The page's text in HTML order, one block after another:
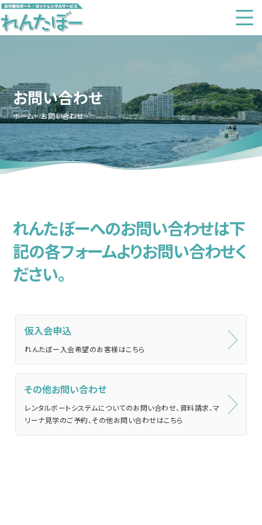
お問い合わせ
ホーム お問い合わせ
れんたぼーへのお問い合わせは下
記の各フォームよりお問い合わせく
ださい。
仮入会申込
れんたぼー入会希望のお客様はこちら
その他お問い合わせ
レンタルボートシステムについてのお問い合わせ、資料請求、マ
リーナ見学のご予約、その他お問い合わせはこちら